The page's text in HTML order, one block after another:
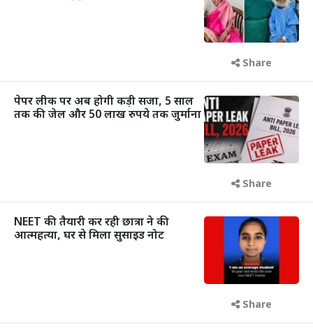
Share
पेपर लीक पर अब होगी कड़ी सजा, 5 साल
तक की जेल और 50 लाख रुपये तक जुर्माना
Share
NEET की तैयारी कर रही छात्रा ने की
आत्महत्या, घर से मिला सुसाइड नोट
Share